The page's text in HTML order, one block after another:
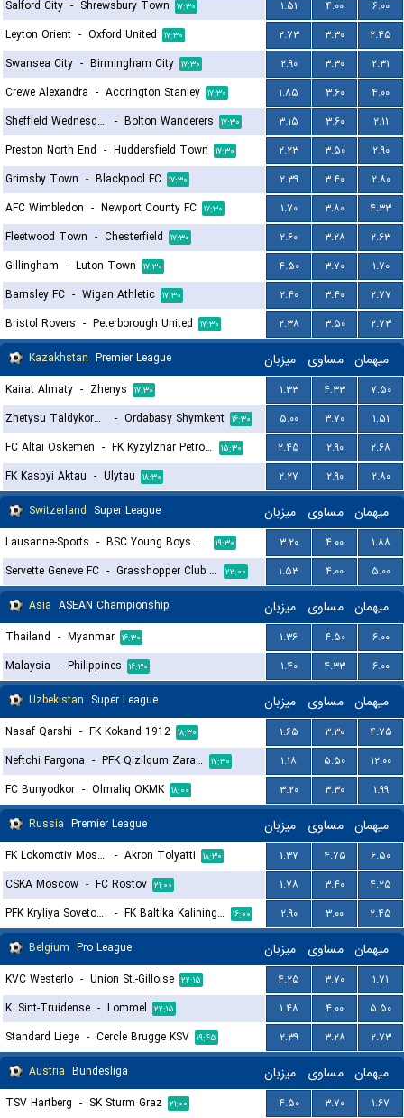
Salford City - Shrewsbury Town ۱۷:۳۰ ۱.۵۱ ۴.۰۰
۶.۰۰
Leyton Orient - Oxford United ۱۷:۳۰ ۲.۷۳ ۳.۳۰
۲.۴۵
Swansea City - Birmingham City ۱۷:۳۰ ۲.۹۰ ۳.۳۰
۲.۳۱
Crewe Alexandra - Accrington Stanley ۱۷:۳۰ ۱.۸۵ ۳.۶۰
۴.۰۰
Sheffield Wednesday
- Bolton Wanderers ۱۷:۳۰ ۳.۱۵ ۳.۶۰
۲.۱۱
Preston North End - Huddersfield Town ۱۷:۳۰ ۲.۲۳ ۳.۵۰
۲.۹۰
Grimsby Town - Blackpool FC ۱۷:۳۰ ۲.۳۹ ۳.۴۰
۲.۸۰
AFC Wimbledon - Newport County FC ۱۷:۳۰ ۱.۷۰ ۳.۸۰
۴.۳۳
Fleetwood Town - Chesterfield ۱۷:۳۰ ۲.۶۰ ۳.۲۸
۲.۶۳
Gillingham - Luton Town ۱۷:۳۰ ۴.۵۰ ۳.۷۰
۱.۷۰
Barnsley FC - Wigan Athletic ۱۷:۳۰ ۲.۴۰ ۳.۴۰
۲.۷۷
Bristol Rovers - Peterborough United ۱۷:۳۰ ۲.۳۸ ۳.۵۰
۲.۷۳
Kazakhstan Premier League میزبان مساوی میهمان
Kairat Almaty - Zhenys ۱۷:۳۰ ۱.۳۳ ۴.۳۳
۷.۵۰
Zhetysu Taldykorgan
- Ordabasy Shymkent ۱۶:۳۰ ۵.۰۰ ۳.۷۰
۱.۵۱
FC Altai Oskemen - FK Kyzylzhar Petropavlovsk ۱۵:۳۰ ۲.۴۵ ۲.۹۰
۲.۶۸
FK Kaspyi Aktau - Ulytau ۱۸:۳۰ ۲.۲۷ ۲.۹۰
۲.۸۰
Switzerland Super League میزبان مساوی میهمان
Lausanne-Sports - BSC Young Boys Bern ۱۹:۳۰ ۳.۲۰ ۴.۰۰
۱.۸۸
Servette Geneve FC - Grasshopper Club Zurich ۲۲:۰۰ ۱.۵۳ ۴.۰۰
۵.۰۰
Asia ASEAN Championship میزبان مساوی میهمان
Thailand - Myanmar ۱۶:۳۰ ۱.۳۶ ۴.۵۰
۶.۰۰
Malaysia - Philippines ۱۶:۳۰ ۱.۴۰ ۴.۳۳
۶.۰۰
Uzbekistan Super League میزبان مساوی میهمان
Nasaf Qarshi - FK Kokand 1912 ۱۸:۳۰ ۱.۶۵ ۳.۳۰
۴.۷۵
Neftchi Fargona - PFK Qizilqum Zarafshon ۱۷:۳۰ ۱.۱۸ ۵.۵۰
۱۲.۰۰
FC Bunyodkor - Olmaliq OKMK ۱۸:۰۰ ۳.۲۰ ۳.۳۰
۱.۹۹
Russia Premier League میزبان مساوی میهمان
FK Lokomotiv Moscow - Akron Tolyatti ۱۸:۳۰ ۱.۳۷ ۴.۷۵
۶.۵۰
CSKA Moscow - FC Rostov ۲۱:۰۰ ۱.۷۸ ۳.۴۰
۴.۲۵
PFK Kryliya Sovetov Samara
- FK Baltika Kaliningrad ۱۶:۰۰ ۲.۹۰ ۳.۰۰
۲.۴۵
Belgium Pro League میزبان مساوی میهمان
KVC Westerlo - Union St.-Gilloise ۲۲:۱۵ ۴.۲۵ ۳.۷۰
۱.۷۱
K. Sint-Truidense - Lommel ۲۲:۱۵ ۱.۴۸ ۴.۰۰
۵.۵۰
Standard Liege - Cercle Brugge KSV ۱۹:۴۵ ۲.۳۹ ۳.۲۸
۲.۷۳
Austria Bundesliga میزبان مساوی میهمان
TSV Hartberg - SK Sturm Graz ۲۱:۰۰ ۴.۵۰ ۳.۷۰
۱.۶۷